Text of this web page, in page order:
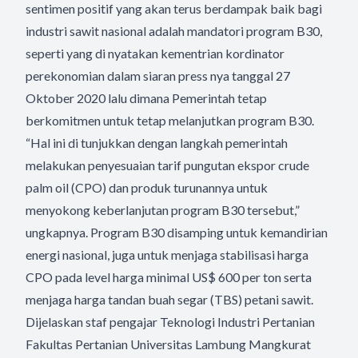
sentimen positif yang akan terus berdampak baik bagi
industri sawit nasional adalah mandatori program B30,
seperti yang di nyatakan kementrian kordinator
perekonomian dalam siaran press nya tanggal 27
Oktober 2020 lalu dimana Pemerintah tetap
berkomitmen untuk tetap melanjutkan program B30.
“Hal ini di tunjukkan dengan langkah pemerintah
melakukan penyesuaian tarif pungutan ekspor crude
palm oil (CPO) dan produk turunannya untuk
menyokong keberlanjutan program B30 tersebut,”
ungkapnya. Program B30 disamping untuk kemandirian
energi nasional, juga untuk menjaga stabilisasi harga
CPO pada level harga minimal US$ 600 per ton serta
menjaga harga tandan buah segar (TBS) petani sawit.
Dijelaskan staf pengajar Teknologi Industri Pertanian
Fakultas Pertanian Universitas Lambung Mangkurat